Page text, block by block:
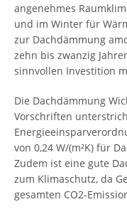
angenehmes
und im Winter für
zur Dachdämmung
zehn bis zwanzig
sinnvollen Investition
Die Dachdämmung
Vorschriften
von 0,24 W/(m²K) für
Zudem ist eine gute
zum Klimaschutz, da
gesamten CO2-